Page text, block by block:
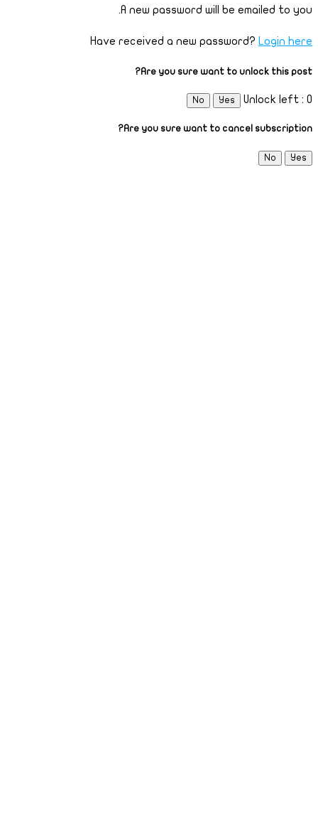
A new password will be emailed to you.
Have received a new password? Login here
Are you sure want to unlock this post?
Unlock left : 0
Yes
No
Are you sure want to cancel subscription?
Yes
No